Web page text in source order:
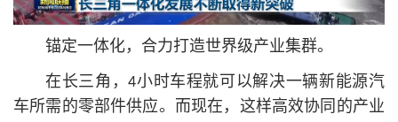
锚定一体化，合力打造世界级产业集群。
在长三角，4小时车程就可以解决一辆新能源汽
车所需的零部件供应。而现在，这样高效协同的产业